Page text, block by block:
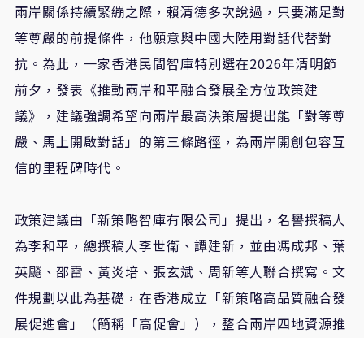
兩岸關係持續緊繃之際，賴清德多次說過，只要滿足對
等尊嚴的前提條件，他願意與中國大陸用對話代替對
抗。為此，一家香港民間智庫特別選在2026年清明節
前夕，發表《推動兩岸和平融合發展全方位政策建
議》，建議強調希望向兩岸最高決策層提出能「對等尊
嚴、馬上開啟對話」的第三條路徑，為兩岸開創包容互
信的里程碑時代。
政策建議由「新策略智庫有限公司」提出，名譽撰稿人
為李和平，總撰稿人李世衛、譚建新，並由馮成邦、葉
英飈、邵雷、黃炎培、張玄斌、周新等人聯合撰寫。文
件規劃以此為基礎，在香港成立「新策略高品質融合發
展促進會」（簡稱「高促會」），整合兩岸四地資源推